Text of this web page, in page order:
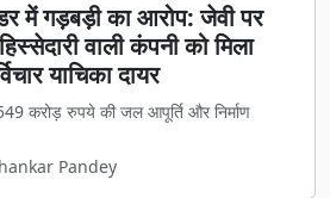
में गड़बड़ी का आरोप: जेवी पर
वाली कंपनी को मिला
याचिका दायर
करोड़ रुपये की जल आपूर्ति और निर्माण
Pandey